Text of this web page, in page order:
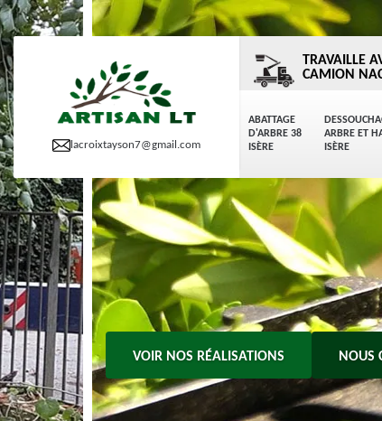
lacroixtayson7@gmail.com
ABATTAGE
D'ARBRE 38
ISÈRE
ARBRE ET
ISÈRE
TRAVAILLE
CAMION
VOIR NOS RÉALISATIONS NOUS